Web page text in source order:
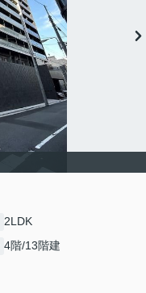
2LDK
4階/13階建